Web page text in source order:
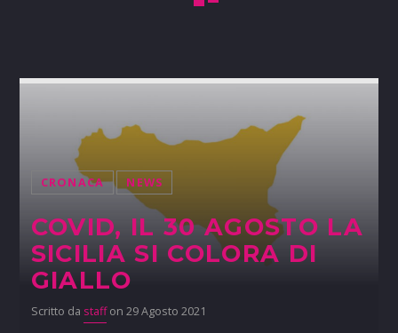
CRONACA NEWS
COVID, IL 30 AGOSTO LA
SICILIA SI COLORA DI
GIALLO
Scritto da staffon 29 Agosto 2021